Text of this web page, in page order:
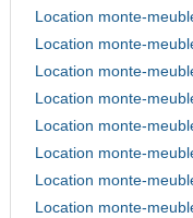
Location monte-
Location monte-
Location monte-
Location monte-
Location monte-
Location monte-
Location monte-
Location monte-